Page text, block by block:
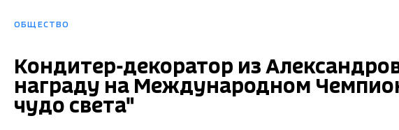
ОБЩЕСТВО
Кондитер-декоратор из
награду на Международном
чудо света"